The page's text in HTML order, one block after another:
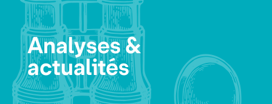
Analyses &
actualités